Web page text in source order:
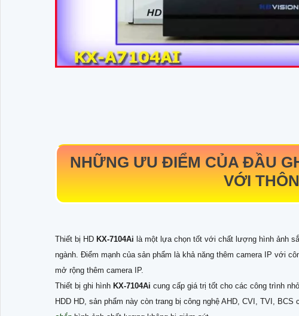
NHỮNG ƯU ĐIỂM CỦA ĐẦU
VỚI
Thiết bị HD KX-7104Ai là một lựa chọn tốt với chất lượng hình ảnh
ngành. Điểm mạnh của sản phẩm là khả năng thêm camera IP với
mở rộng thêm camera IP.
Thiết bị ghi hình KX-7104Ai cung cấp giá trị tốt cho các công trình
HDD HD, sản phẩm này còn trang bị công nghệ AHD, CVI, TVI,